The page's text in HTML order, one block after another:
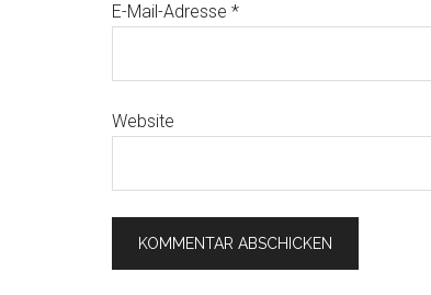
E-Mail-Adresse *
Website